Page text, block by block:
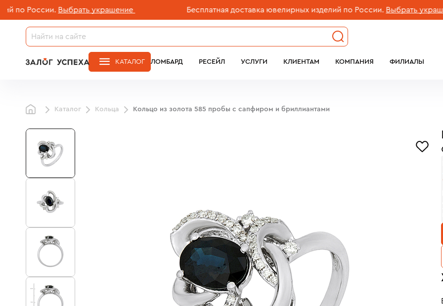
России. Выбрать украшение Бесплатная доставка ювелирных изделий по России. Выбрать украшение
ЛОМБАРД РЕСЕЙЛ УСЛУГИ КЛИЕНТАМ КОМПАНИЯ ФИЛИАЛЫ
КАТАЛОГ
Каталог Кольца Кольцо из золота 585 пробы с сапфиром и бриллиантами